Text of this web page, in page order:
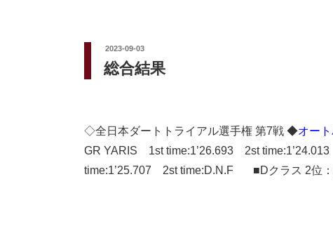
投
稿
日:
2023-09-03
総合結果
◇全日本ダートトライアル選手権 第7戦 ◆オー
GR YARIS 1st time:1’26.693 2st
time:1’25.707 2st time:D.N.F ■Dクラス 2位